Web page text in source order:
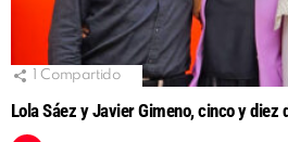
Compartido
Lola Sáez y Javier Gimeno, cinco y diez